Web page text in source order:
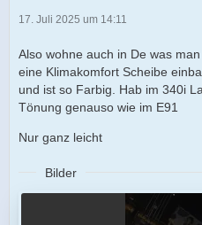
17. Juli 2025 um 14:11
Also wohne auch in De was
eine Klimakomfort Scheibe
und ist so Farbig. Hab im 340i
Tönung genauso wie im E91
Nur ganz leicht
Bilder